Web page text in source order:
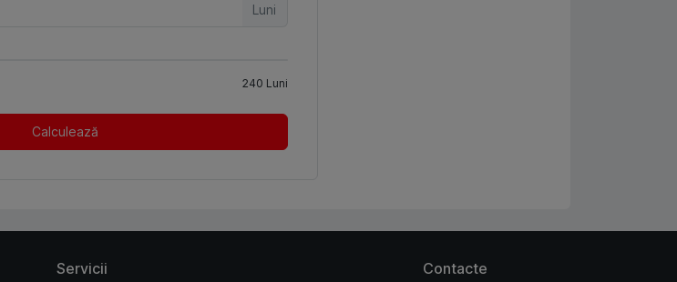
Luni
240 Luni
Calculează
Servicii Contacte